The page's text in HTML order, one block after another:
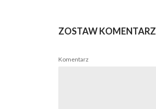
ZOSTAW KOMENTARZ
Komentarz